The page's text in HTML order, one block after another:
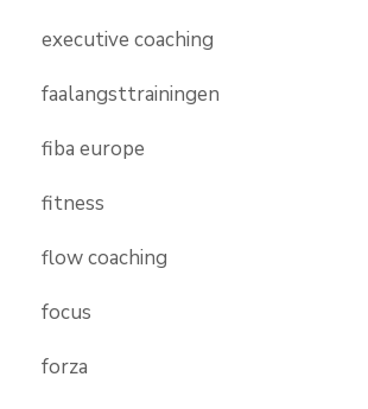
executive coaching
faalangsttrainingen
fiba europe
fitness
flow coaching
focus
forza